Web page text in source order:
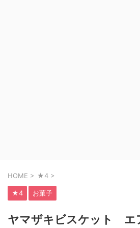
HOME > ★4 >
★4 お菓子
ヤマザキビスケット エ